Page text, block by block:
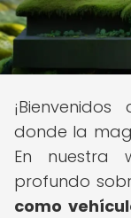
¡Bienvenidos
donde la
En nuestra
profundo
como